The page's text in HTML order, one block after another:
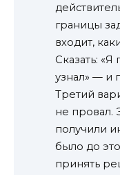
границы
входит,
Сказать: «Я
узнал» — и
Третий
не провал.
получили
было до
принять